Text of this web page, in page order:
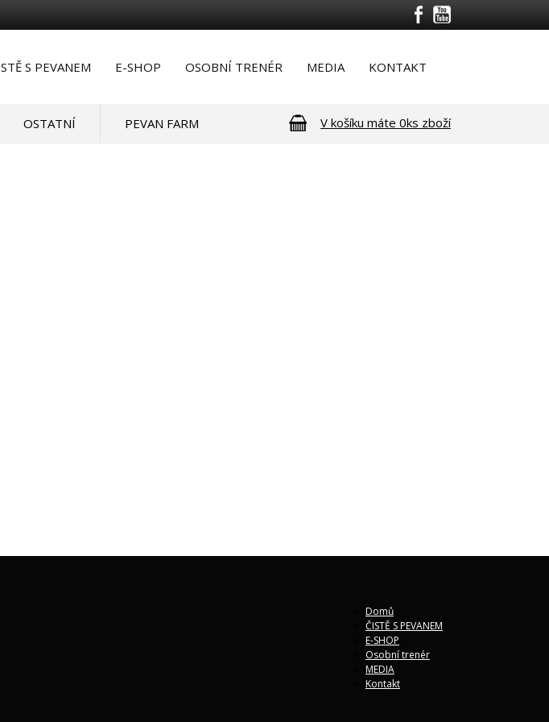
S PEVANEM E-SHOP OSOBNÍ TRENÉR MEDIA KONTAKT
OSTATNÍ PEVAN FARM V košíku máte 0ks zboží
Domů
ČISTĚ S PEVANEM
E-SHOP
Osobní trenér
MEDIA
Kontakt